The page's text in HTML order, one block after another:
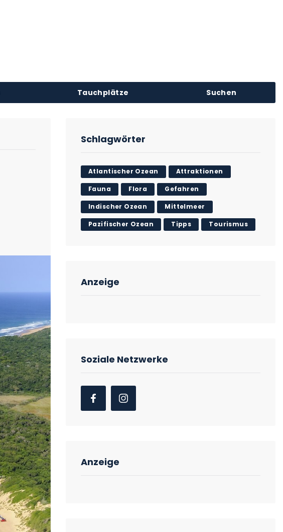
Tauchplätze Suchen
Schlagwörter
Atlantischer Ozean Attraktionen
Fauna Flora Gefahren
Indischer Ozean Mittelmeer
Pazifischer Ozean Tipps Tourismus
Anzeige
Soziale Netzwerke
Anzeige